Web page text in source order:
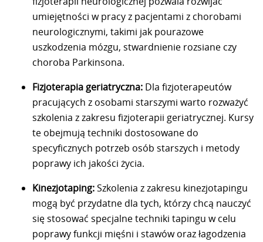
umiejętności w pracy z pacjentami z chorobami
neurologicznymi, takimi jak pourazowe
uszkodzenia mózgu, stwardnienie rozsiane czy
choroba Parkinsona.
Fizjoterapia geriatryczna: Dla fizjoterapeutów
pracujących z osobami starszymi warto rozważyć
szkolenia z zakresu fizjoterapii geriatrycznej. Kursy
te obejmują techniki dostosowane do
specyficznych potrzeb osób starszych i metody
poprawy ich jakości życia.
Kinezjotaping:Szkolenia z zakresu kinezjotapingu
mogą być przydatne dla tych, którzy chcą nauczyć
się stosować specjalne techniki tapingu w celu
poprawy funkcji mięśni i stawów oraz łagodzenia